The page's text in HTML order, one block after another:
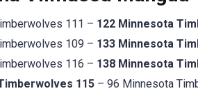
111 – 122 Minnesota
109 – 133 Minnesota
116 – 138 Minnesota
115 – 96 Minnesota